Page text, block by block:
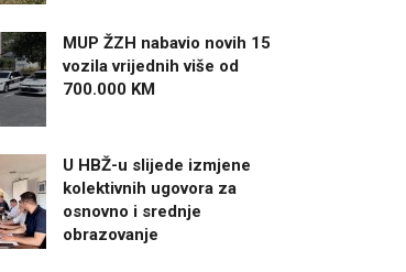
MUP ŽZH nabavio novih 15
vozila vrijednih više od
700.000 KM
U HBŽ-u slijede izmjene
kolektivnih ugovora za
osnovno i srednje
obrazovanje